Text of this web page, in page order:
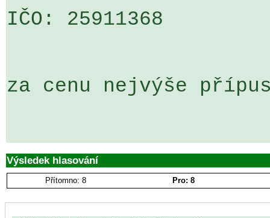
IČO: 25911368
za cenu nejvýše
Výsledek hlasování
Přítomno: 8 Pro: 8